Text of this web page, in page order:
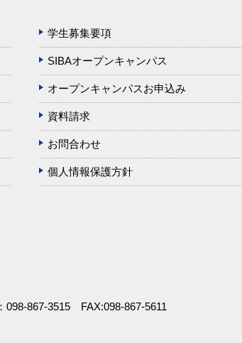
学生募集要項
SIBAオープンキャンパス
オープンキャンパスお申込み
資料請求
お問合わせ
個人情報保護方針
098-867-3515 FAX:098-867-5611